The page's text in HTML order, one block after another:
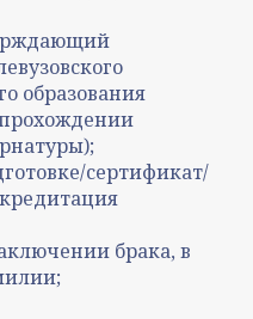
образования
сертификат/
брака, в